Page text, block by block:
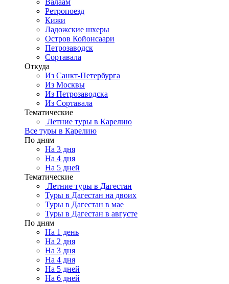
Валаам
Ретропоезд
Кижи
Ладожские шхеры
Остров Койонсаари
Петрозаводск
Сортавала
Откуда
Из Санкт-Петербурга
Из Москвы
Из Петрозаводска
Из Сортавала
Тематические
Летние туры в Карелию
Все туры в Карелию
По дням
На 3 дня
На 4 дня
На 5 дней
Тематические
Летние туры в Дагестан
Туры в Дагестан на двоих
Туры в Дагестан в мае
Туры в Дагестан в августе
По дням
На 1 день
На 2 дня
На 3 дня
На 4 дня
На 5 дней
На 6 дней